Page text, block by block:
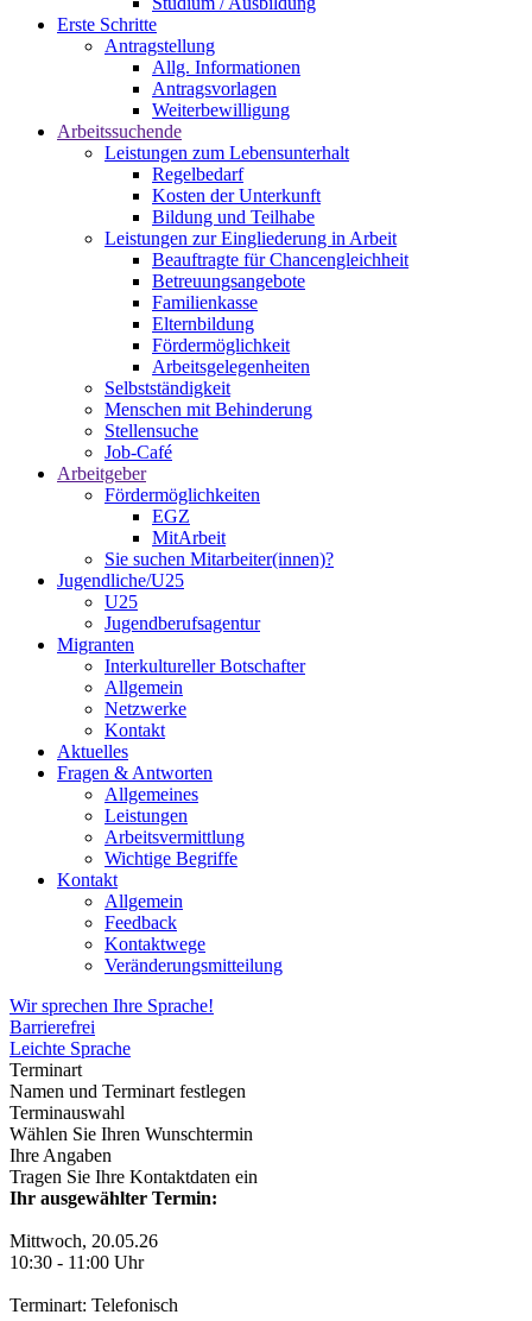
Erste Schritte
Antragstellung
Allg. Informationen
Antragsvorlagen
Weiterbewilligung
Arbeitssuchende
Leistungen zum Lebensunterhalt
Regelbedarf
Kosten der Unterkunft
Bildung und Teilhabe
Leistungen zur Eingliederung in Arbeit
Beauftragte für Chancengleichheit
Betreuungsangebote
Familienkasse
Elternbildung
Fördermöglichkeit
Arbeitsgelegenheiten
Selbstständigkeit
Menschen mit Behinderung
Stellensuche
Job-Café
Arbeitgeber
Fördermöglichkeiten
EGZ
MitArbeit
Sie suchen Mitarbeiter(innen)?
Jugendliche/U25
U25
Jugendberufsagentur
Migranten
Interkultureller Botschafter
Allgemein
Netzwerke
Kontakt
Aktuelles
Fragen & Antworten
Allgemeines
Leistungen
Arbeitsvermittlung
Wichtige Begriffe
Kontakt
Allgemein
Feedback
Kontaktwege
Veränderungsmitteilung
Wir sprechen Ihre Sprache!
Barrierefrei
Leichte Sprache
Terminart
Namen und Terminart festlegen
Terminauswahl
Wählen Sie Ihren Wunschtermin
Ihre Angaben
Tragen Sie Ihre Kontaktdaten ein
Ihr ausgewählter Termin:
Mittwoch, 20.05.26
10:30 - 11:00 Uhr
Terminart: Telefonisch